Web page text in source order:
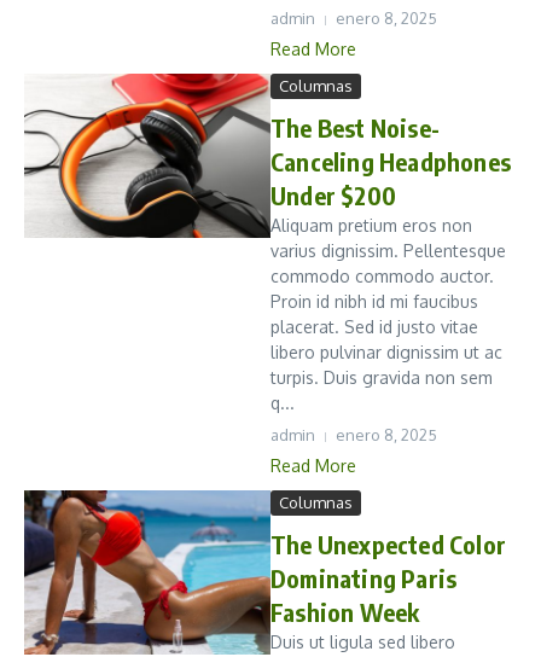
admin enero 8, 2025
Read More
Columnas
The Best Noise-
Canceling Headphones
Under $200
Aliquam pretium eros non
varius dignissim. Pellentesque
commodo commodo auctor.
Proin id nibh id mi faucibus
placerat. Sed id justo vitae
libero pulvinar dignissim ut ac
turpis. Duis gravida non sem
q...
admin enero 8, 2025
Read More
Columnas
The Unexpected Color
Dominating Paris
Fashion Week
Duis ut ligula sed libero